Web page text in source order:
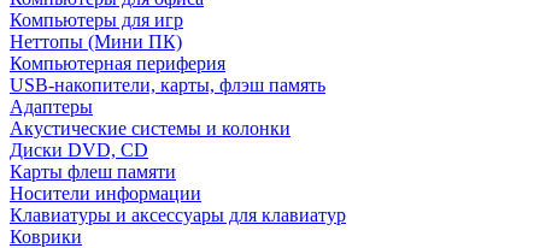
Компьютеры для игр
Неттопы (Мини ПК)
Компьютерная периферия
USB-накопители, карты, флэш память
Адаптеры
Акустические системы и колонки
Диски DVD, CD
Карты флеш памяти
Носители информации
Клавиатуры и аксессуары для клавиатур
Коврики